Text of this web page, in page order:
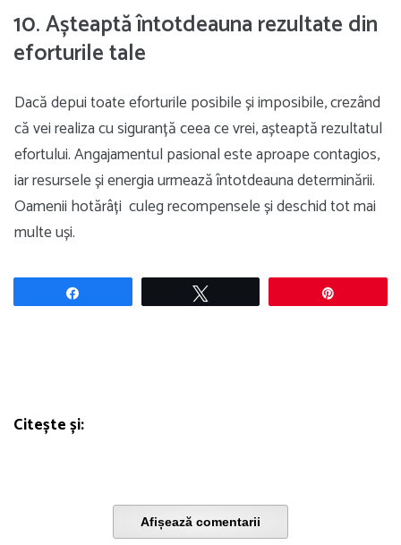
10. Așteaptă întotdeauna rezultate din
eforturile tale
Dacă depui toate eforturile posibile și imposibile, crezând
că vei realiza cu siguranță ceea ce vrei, așteaptă rezultatul
efortului. Angajamentul pasional este aproape contagios,
iar resursele și energia urmează întotdeauna determinării.
Oamenii hotărâți culeg recompensele și deschid tot mai
multe uși.
Citește și:
Afișează comentarii